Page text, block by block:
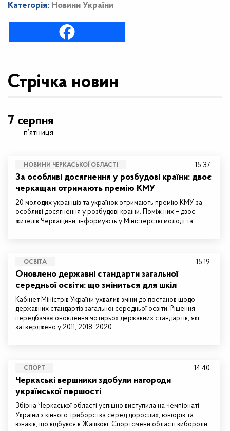
Категорія: Новини України
Стрічка новин
7 серпня
п’ятниця
НОВИНИ ЧЕРКАСЬКОЇ ОБЛАСТІ
За особливі досягнення у розбудові країни: двоє
черкащан отримають премію КМУ
20 молодих українців та українок отримають премію КМУ за
особливі досягнення у розбудові країни. Поміж них – двоє
жителів Черкащини, інформують у Міністерстві молоді та…
15:37
ОСВІТА
Оновлено державні стандарти загальної
середньої освіти: що зміниться для шкіл
Кабінет Міністрів України ухвалив зміни до постанов щодо
державних стандартів загальної середньої освіти. Рішення
передбачає оновлення чотирьох державних стандартів, які
затверджено у 2011, 2018, 2020…
15:19
СПОРТ
Черкаські вершники здобули нагороди
української першості
Збірна Черкаської області успішно виступила на чемпіонаті
України з кінного триборства серед дорослих, юніорів та
юнаків, що відбувся в Жашкові. Спортсмени області вибороли
14:40